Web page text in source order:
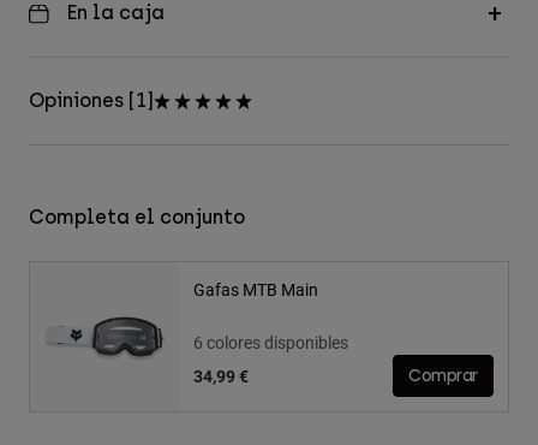
En la caja
Opiniones [1]
Completa el conjunto
Gafas MTB Main
6 colores disponibles
34,99 €
Comprar